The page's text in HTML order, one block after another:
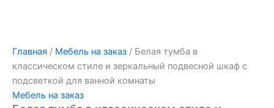
Главная / Мебель на заказ / Белая тумба в
классическом стиле и зеркальный подвесной шкаф с
подсветкой для ванной комнаты
Мебель на заказ